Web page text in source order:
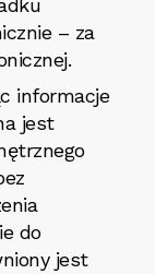
– za
informacje
jest
do
jest